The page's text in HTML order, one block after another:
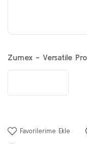
Zumex - Versatile